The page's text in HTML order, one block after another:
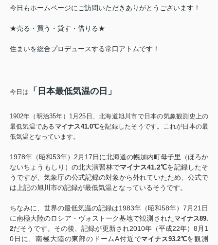
今日もホームページにご訪問いただきありがとうございます！
★売る・買う・貸す・借りる★
住まいを総合プロデュースする常口アトムです！
今日は 「日本最低気温の日」
1902年（明治35年）1月25日、北海道旭川市で日本の気象観測史上の
最低気温である マイナス41.0℃を記録したそうです。これが日本の最
低気温となっています。
1978年（昭和53年）2月17日に北海道の幌加内町母子里（ほろか
ないちょうもしり）の北大演習林でマイナス41.2℃を記録したそ
うですが、気象庁の公式記録の対象から外れていたため、公式で
は上記の旭川市の記録が最低気温となっているそうです。
ちなみに、世界の最低気温の記録は1983年（昭和58年）7月21日
に南極大陸のロシア・ヴォストーク基地で観測された マイナス89.
2だそうです。その後、記録が更新され2010年（平成22年）8月1
0日に、南極大陸の東部のドームA付近でマイナス93.2℃を観測